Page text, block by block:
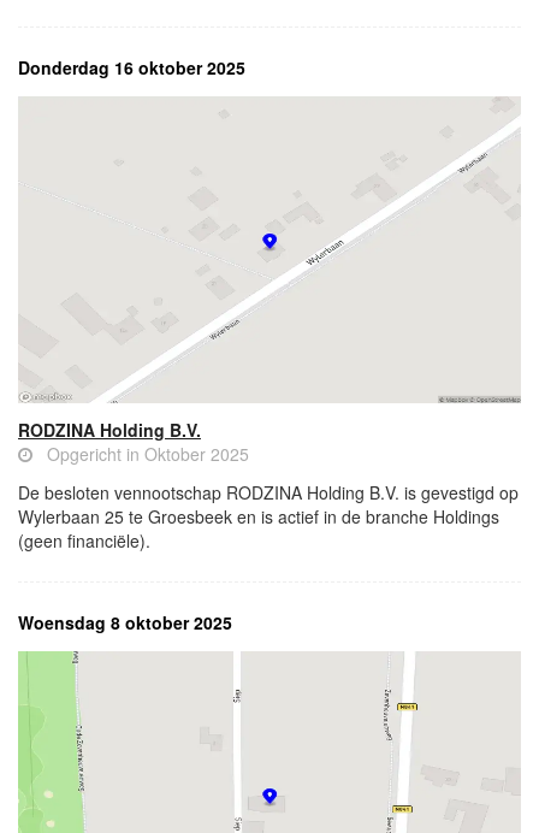
Donderdag 16 oktober 2025
RODZINA Holding B.V.
Opgericht in Oktober 2025
De besloten vennootschap RODZINA Holding B.V. is gevestigd op
Wylerbaan 25 te Groesbeek en is actief in de branche Holdings
(geen financiële).
Woensdag 8 oktober 2025